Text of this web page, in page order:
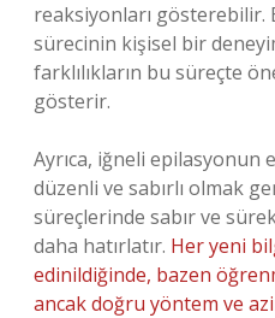
reaksiyonları gösterebilir.
sürecinin kişisel bir
farklılıkların bu süreçte
gösterir.
Ayrıca, iğneli epilasyonun
düzenli ve sabırlı olmak
süreçlerinde sabır ve
daha hatırlatır. Her yeni
edinildiğinde, bazen
ancak doğru yöntem ve